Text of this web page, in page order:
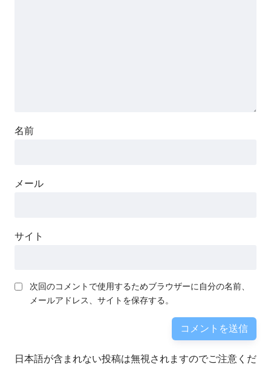
名前
メール
サイト
次回のコメントで使用するためブラウザーに自分の名前、
メールアドレス、サイトを保存する。
日本語が含まれない投稿は無視されますのでご注意くだ